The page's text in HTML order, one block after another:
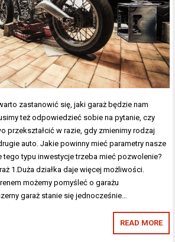
zastanowić się, jaki garaż będzie nam
też odpowiedzieć sobie na pytanie, czy
przekształcić w razie, gdy zmienimy rodzaj
auto. Jakie powinny mieć parametry nasze
tego typu inwestycje trzeba mieć pozwolenie?
1.Duża działka daje więcej możliwości.
możemy pomyśleć o garażu
garaż stanie się jednocześnie…
READ MORE